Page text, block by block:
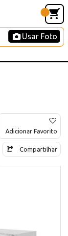
Usar Foto
Adicionar Favorito
Compartilhar